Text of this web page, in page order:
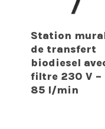
Station
de transfert
biodiesel
filtre 230 V –
85 l/min